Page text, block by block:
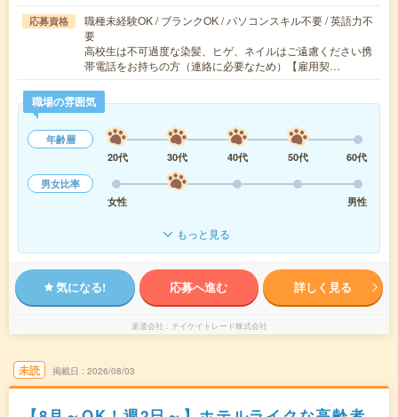
応募資格
職種未経験OK / ブランクOK / パソコンスキル不要 / 英語力不
要
高校生は不可過度な染髪、ヒゲ、ネイルはご遠慮ください携
帯電話をお持ちの方（連絡に必要なため）【雇用契…
職場の雰囲気
年齢層
20代
30代 40代 50代
60代
男女比率
女性
男性
もっと見る
気になる! 応募へ進む 詳しく見る
派遣会社 テイケイトレード株式会社
未読 掲載日 2026/08/03